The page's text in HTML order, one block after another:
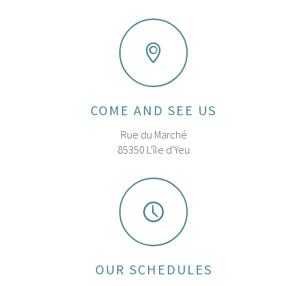
COME AND SEE US
Rue du Marché
85350 L'île d'Yeu
OUR SCHEDULES